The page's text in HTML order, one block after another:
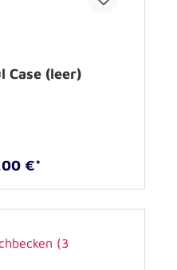
Case (leer)
€*